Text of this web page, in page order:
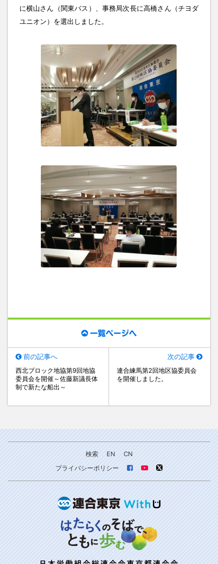
に横山さん（関東バス）、事務局次長に高橋さん（チヨダ
ユニオン）を選出しました。
一覧ページへ
前の記事へ
西北ブロック地協第9回地協
委員会を開催～佐藤新議長体
制で新たな船出～
次の記事
連合練馬第2回地区協委員会
を開催しました。
検索 EN
CN
プライバシーポリシー